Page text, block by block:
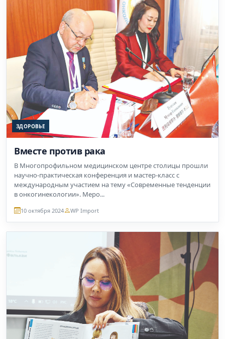
ЗДОРОВЬЕ
Вместе против рака
В Многопрофильном медицинском центре столицы прошли
научно-практическая конференция и мастер-класс с
международным участием на тему «Современные тенденции
в онкогинекологии». Меро...
10 октября 2024 WP Import